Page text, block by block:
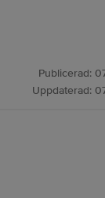
Publicerad:
Uppdaterad: